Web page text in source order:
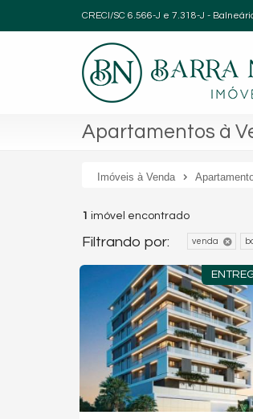
CRECI/SC 6.566-J e 7.318-J -
Apartamentos à
Imóveis à Venda
1 imóvel encontrado
Filtrando por: venda